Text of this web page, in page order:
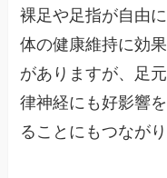
裸足や足指が自由
体の健康維持に効
がありますが、足
律神経にも好影響
ることにもつながり